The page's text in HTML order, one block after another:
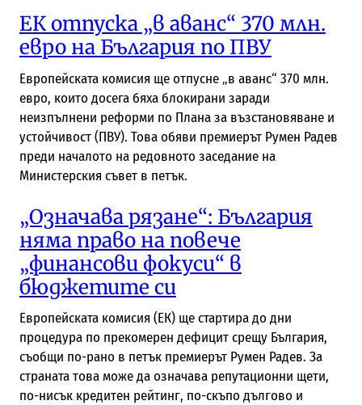
ЕК отпуска „в аванс“ 370 млн.
евро на България по ПВУ
Европейската комисия ще отпусне „в аванс“ 370 млн.
евро, които досега бяха блокирани заради
неизпълнени реформи по Плана за възстановяване и
устойчивост (ПВУ). Това обяви премиерът Румен Радев
преди началото на редовното заседание на
Министерския съвет в петък.
„Означава рязане“: България
няма право на повече
„финансови фокуси“ в
бюджетите си
Европейската комисия (ЕК) ще стартира до дни
процедура по прекомерен дефицит срещу България,
съобщи по-рано в петък премиерът Румен Радев. За
страната това може да означава репутационни щети,
по-нисък кредитен рейтинг, по-скъпо дългово и